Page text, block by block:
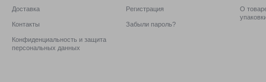
Доставка
Контакты
Конфиденциальность и защита
персональных данных
Регистрация
Забыли пароль?
О